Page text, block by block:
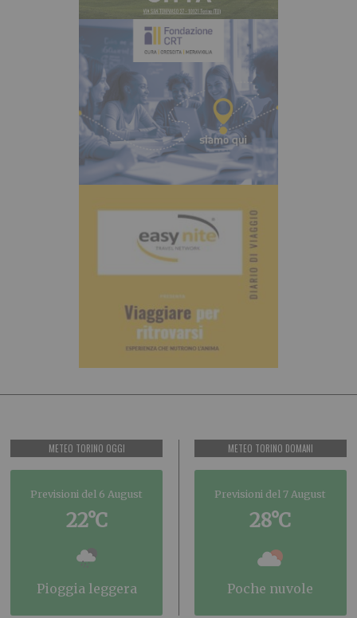
METEO TORINO OGGI
Previsioni del 6 August
22°C
pioggia leggera
METEO TORINO DOMANI
Previsioni del 7 August
28°C
poche nuvole